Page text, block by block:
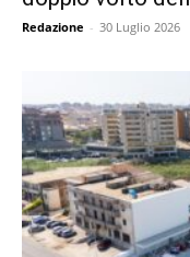
Redazione - 30 Luglio 2026